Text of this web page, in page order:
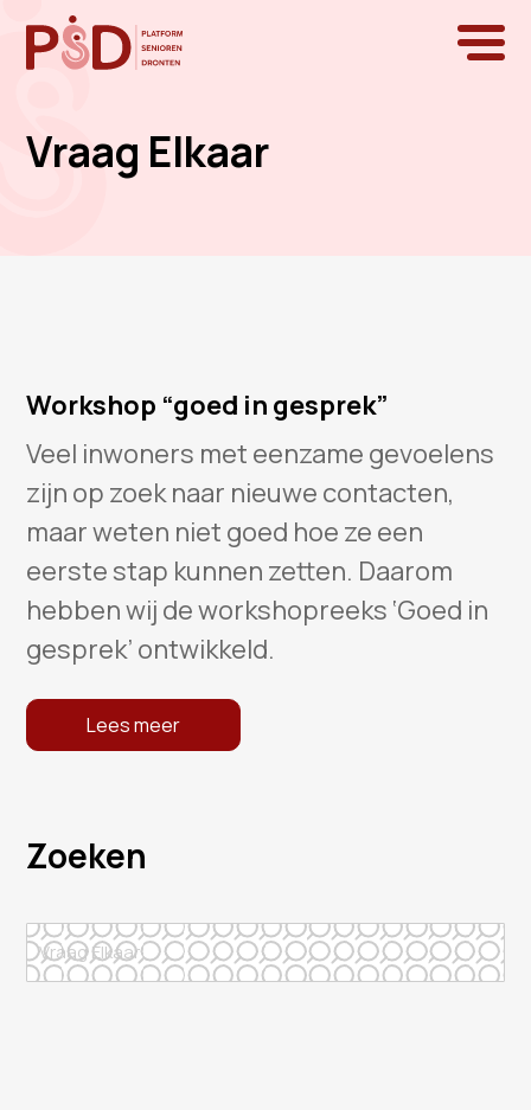
Vraag Elkaar
Workshop “goed in gesprek”
Veel inwoners met eenzame gevoelens
zijn op zoek naar nieuwe contacten,
maar weten niet goed hoe ze een
eerste stap kunnen zetten. Daarom
hebben wij de workshopreeks ‘Goed in
gesprek’ ontwikkeld.
Lees meer
Zoeken